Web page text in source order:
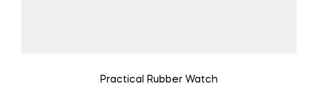
Practical Rubber Watch